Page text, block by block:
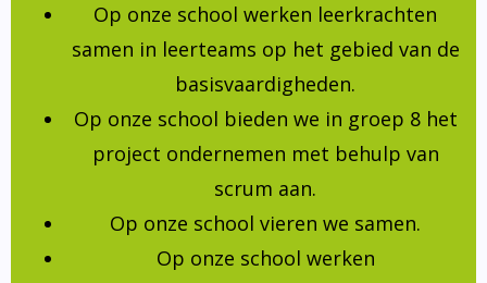
Op onze school werken leerkrachten
samen in leerteams op het gebied van de
basisvaardigheden.
Op onze school bieden we in groep 8 het
project ondernemen met behulp van
scrum aan.
Op onze school vieren we samen.
Op onze school werken